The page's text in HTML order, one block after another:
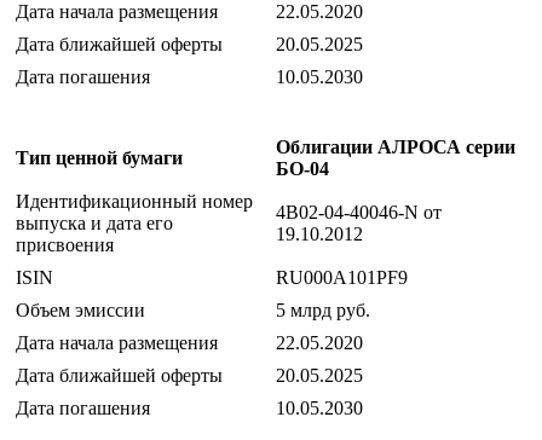
Дата начала размещения
22.05.2020
Дата ближайшей оферты
20.05.2025
Дата погашения
10.05.2030
Тип ценной бумаги
Облигации АЛРОСА серии
БО-04
Идентификационный номер
выпуска и дата его
присвоения
4B02-04-40046-N от
19.10.2012
ISIN
RU000A101PF9
Объем эмиссии
5 млрд руб.
Дата начала размещения
22.05.2020
Дата ближайшей оферты
20.05.2025
Дата погашения
10.05.2030